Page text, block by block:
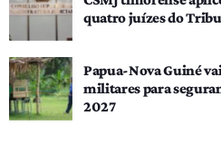
quatro juízes do
Papua-Nova Guiné
militares para
2027